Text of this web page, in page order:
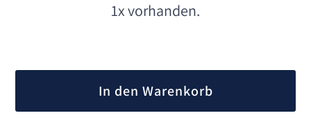
1x vorhanden.
In den Warenkorb